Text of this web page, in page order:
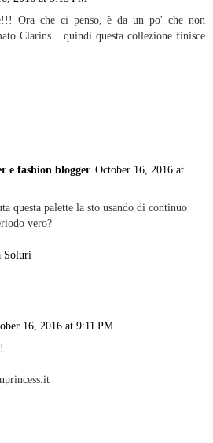
Ora che ci penso, è da un po' che non
Clarins... quindi questa collezione finisce
e fashion blogger October 16, 2016 at
questa palette la sto usando di continuo
vero?
Soluri
16, 2016 at 9:11 PM